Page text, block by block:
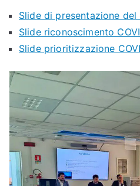
Slide di presentazione del
Slide riconoscimento
Slide prioritizzazione